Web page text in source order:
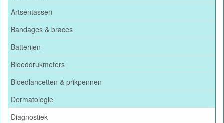
Artsentassen
Bandages & braces
Batterijen
Bloeddrukmeters
Bloedlancetten & prikpennen
Dermatologie
Diagnostiek